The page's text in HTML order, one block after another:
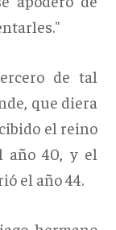
de tal
que diera
el reino
año 40, y el
el año 44.